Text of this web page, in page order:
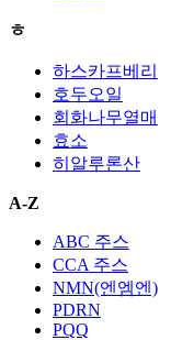
ㅎ
하스카프베리
호두오일
회화나무열매
효소
히알루론산
A-Z
ABC 주스
CCA 주스
NMN(엔엠엔)
PDRN
PQQ